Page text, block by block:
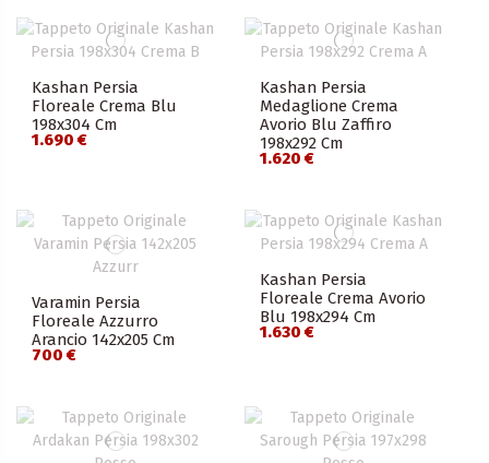
Kashan Persia
Floreale Crema Blu
198x304 Cm
1.690 €
Kashan Persia
Medaglione Crema
Avorio Blu Zaffiro
198x292 Cm
1.620 €
Varamin Persia
Floreale Azzurro
Arancio 142x205 Cm
700 €
Kashan Persia
Floreale Crema Avorio
Blu 198x294 Cm
1.630 €